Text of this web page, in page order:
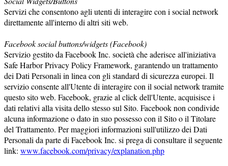
Servizi che consentono agli utenti di interagire con i social network
direttamente all'interno di altri siti web.
Facebook social buttons/widgets (Facebook)
Servizio gestito da Facebook Inc. società che aderisce all'iniziativa
Safe Harbor Privacy Policy Framework, garantendo un trattamento
dei Dati Personali in linea con gli standard di sicurezza europei. Il
servizio consente all'Utente di interagire con il social network tramite
questo sito web. Facebook, grazie al click dell'Utente, acquisisce i
dati relativi alla visita dello stesso sul Sito. Facebook non condivide
alcuna informazione o dato in suo possesso con il Sito o il Titolare
del Trattamento. Per maggiori informazioni sull'utilizzo dei Dati
Personali da parte di Facebook Inc. si prega di consultare il seguente
link: www.facebook.com/privacy/explanation.php